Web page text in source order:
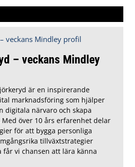
– veckans Mindley
är en inspirerande
marknadsföring som hjälper
digitala närvaro och skapa
över 10 års erfarenhet delar
för att bygga personliga
tillväxtstrategier
får vi chansen att lära känna